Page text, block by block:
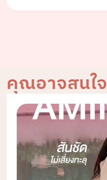
คุณอาจสนใจ